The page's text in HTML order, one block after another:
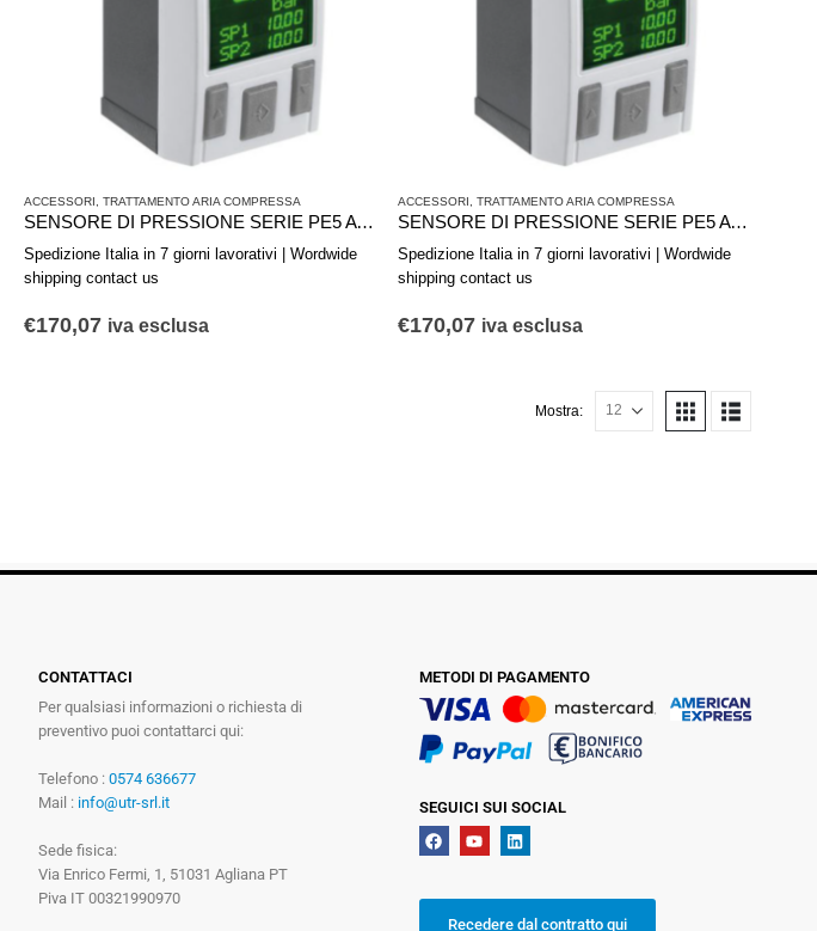
Mostra:
ACCESSORI TRATTAMENTO ARIA COMPRESSA
SENSORE DI PRESSIONE SERIE PE5 AVENTICS R412010771
Spedizione Italia in 7 giorni lavorativi | Wordwide
shipping contact us
€170,07 iva esclusa
ACCESSORI TRATTAMENTO ARIA COMPRESSA
SENSORE DI PRESSIONE SERIE PE5 AVENTICS R412010769
Spedizione Italia in 7 giorni lavorativi | Wordwide
shipping contact us
€170,07 iva esclusa
CONTATTACI
Per qualsiasi informazioni o richiesta di
preventivo puoi contattarci qui:
Telefono : 0574 636677
Mail : info@utr-srl.it
Sede fisica:
Via Enrico Fermi, 1, 51031 Agliana PT
Piva IT 00321990970
METODI DI PAGAMENTO
SEGUICI SUI SOCIAL
Recedere dal contratto qui